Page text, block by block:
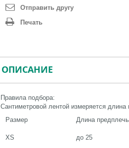
Отправить другу
Печать
ОПИСАНИЕ
Правила подбора:
Сантиметровой лентой измеряется
Размер
Длина
XS до 25